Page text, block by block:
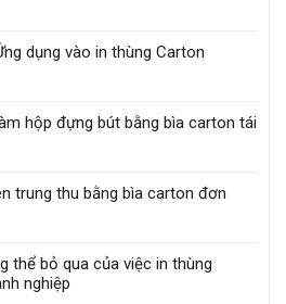
dụng vào in thùng Carton
hộp đựng bút bằng bìa carton tái
trung thu bằng bìa carton đơn
thể bỏ qua của việc in thùng
nghiệp